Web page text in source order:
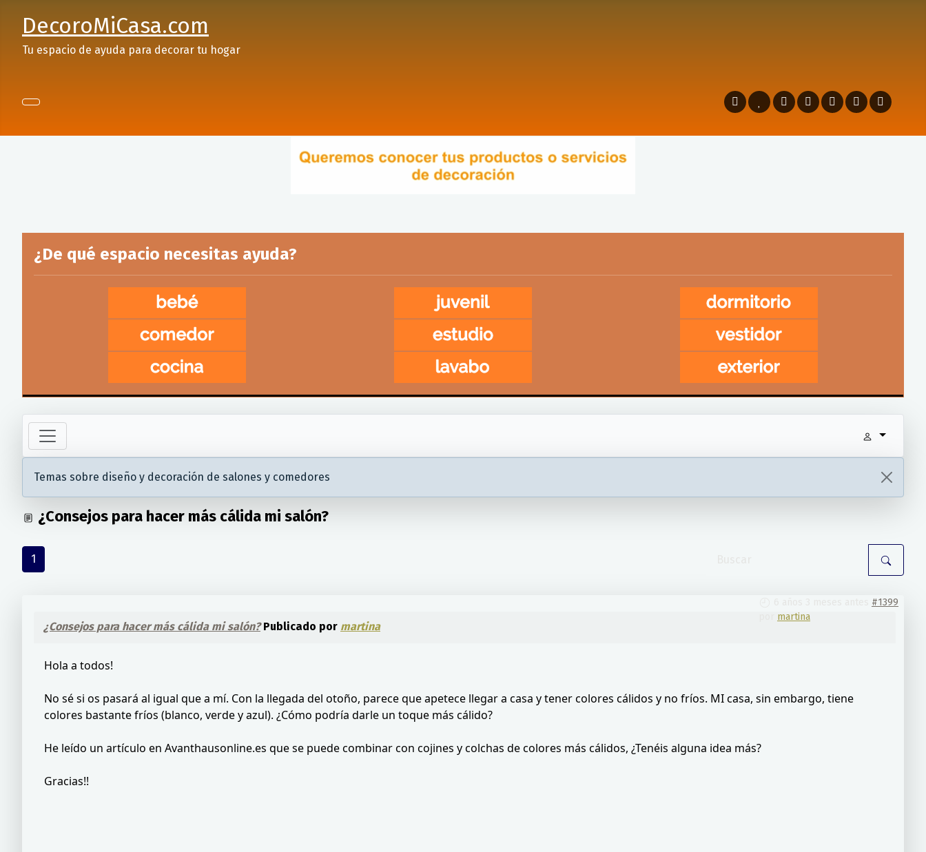
DecoroMiCasa.com
Tu espacio de ayuda para decorar tu hogar
¿De qué espacio necesitas ayuda?
Temas sobre diseño y decoración de salones y comedores
¿Consejos para hacer más cálida mi salón?
1
#1399
martina
¿Consejos para hacer más cálida mi salón?Publicado por martina
Hola a todos!
No sé si os pasará al igual que a mí. Con la llegada del otoño, parece que apetece llegar a casa y tener colores cálidos y no fríos. MI casa, sin embargo, tiene
colores bastante fríos (blanco, verde y azul). ¿Cómo podría darle un toque más cálido?
He leído un artículo en Avanthausonline.es que se puede combinar con cojines y colchas de colores más cálidos, ¿Tenéis alguna idea más?
Gracias!!